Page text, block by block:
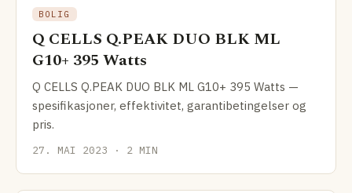
BOLIG
Q CELLS Q.PEAK DUO BLK ML
G10+ 395 Watts
Q CELLS Q.PEAK DUO BLK ML G10+ 395 Watts —
spesifikasjoner, effektivitet, garantibetingelser og
pris.
27. MAI 2023 · 2 MIN